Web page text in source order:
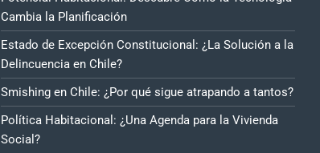
Cambia la Planificación
Estado de Excepción Constitucional: ¿La Solución a la
Delincuencia en Chile?
Smishing en Chile: ¿Por qué sigue atrapando a tantos?
Política Habitacional: ¿Una Agenda para la Vivienda
Social?